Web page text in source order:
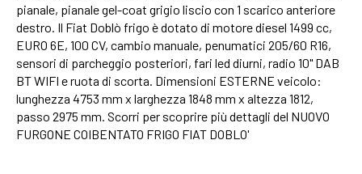
pianale, pianale gel-coat grigio liscio con 1 scarico anteriore
destro. Il Fiat Doblò frigo è dotato di motore diesel 1499 cc,
EURO 6E, 100 CV, cambio manuale, penumatici 205/60 R16,
sensori di parcheggio posteriori, fari led diurni, radio 10" DAB
BT WIFI e ruota di scorta. Dimensioni ESTERNE veicolo:
lunghezza 4753 mm x larghezza 1848 mm x altezza 1812,
passo 2975 mm. Scorri per scoprire più dettagli del NUOVO
FURGONE COIBENTATO FRIGO FIAT DOBLO'